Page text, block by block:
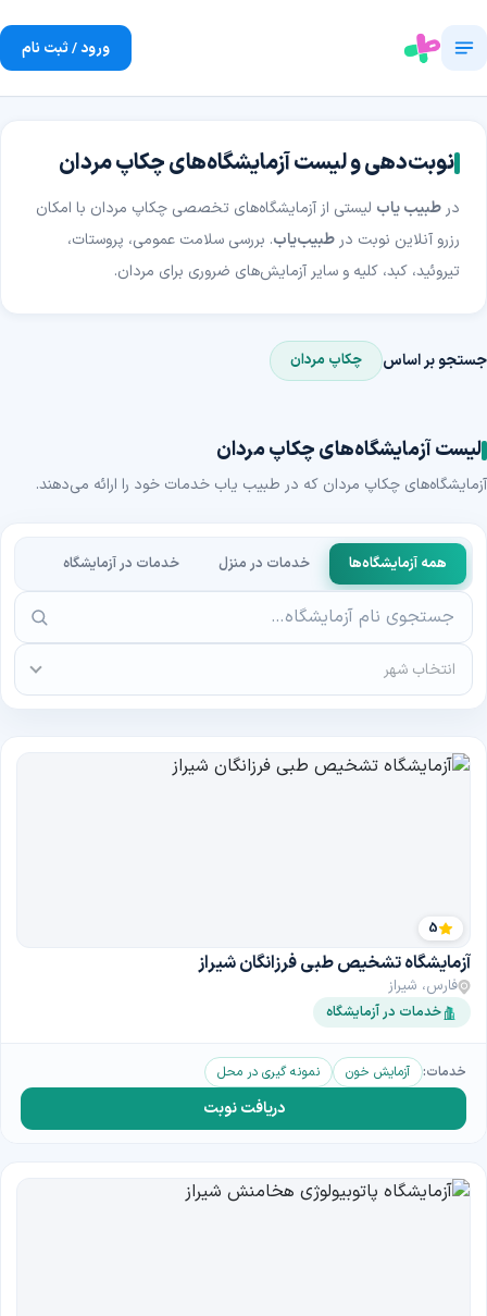
ورود / ثبت نام
نوبت‌دهی و لیست آزمایشگاه‌های چکاپ مردان
در طبیب یاب لیستی از آزمایشگاه‌های تخصصی چکاپ مردان با امکان
رزرو آنلاین نوبت در طبیب‌یاب. بررسی سلامت عمومی، پروستات،
تیروئید، کبد، کلیه و سایر آزمایش‌های ضروری برای مردان.
جستجو بر اساس چکاپ مردان
لیست آزمایشگاه‌های چکاپ مردان
آزمایشگاه‌های چکاپ مردان که در طبیب یاب خدمات خود را ارائه می‌دهند.
همه آزمایشگاه‌ها خدمات در منزل خدمات در آزمایشگاه
انتخاب شهر
5
آزمایشگاه تشخیص طبی فرزانگان شیراز
فارس، شیراز
خدمات در آزمایشگاه
خدمات: آزمایش خون نمونه گیری در محل
دریافت نوبت